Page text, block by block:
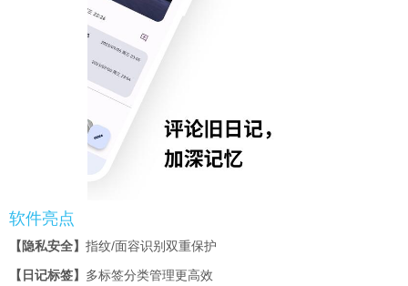
软件亮点
【隐私安全】 指纹/面容识别双重保护
【日记标签】 多标签分类管理更高效